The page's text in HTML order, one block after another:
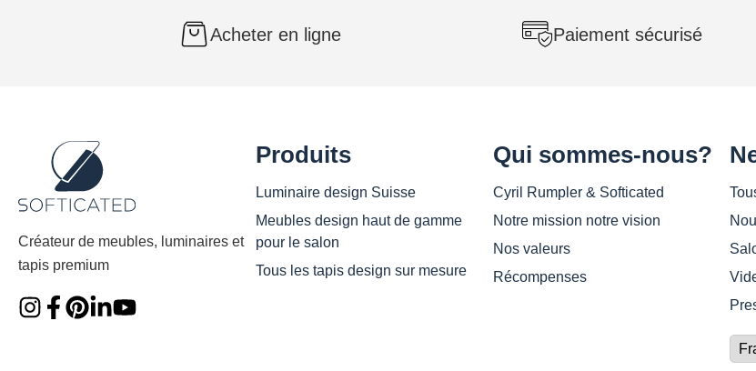
Acheter en ligne Paiement sécurisé
Créateur de meubles, luminaires et
tapis premium
Produits
Luminaire design Suisse
Meubles design haut de gamme
pour le salon
Tous les tapis design sur mesure
Qui sommes-nous?
Cyril Rumpler & Softicated
Notre mission notre vision
Nos valeurs
Récompenses